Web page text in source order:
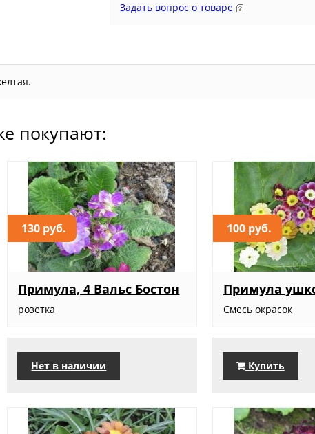
Задать вопрос о товаре
покупают:
130 руб.
Примула, 4 Вальс Бостон
розетка
Нет в наличии
100 руб.
Примула
Смесь окрасок
Купить